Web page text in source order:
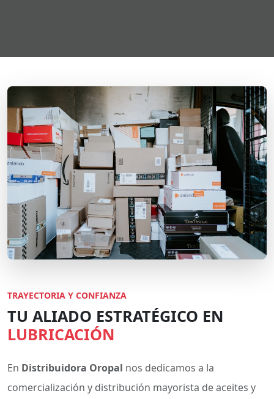
TRAYECTORIA Y CONFIANZA
TU ALIADO ESTRATÉGICO EN
LUBRICACIÓN
En Distribuidora Oropal nos dedicamos a la
comercialización y distribución mayorista de aceites y